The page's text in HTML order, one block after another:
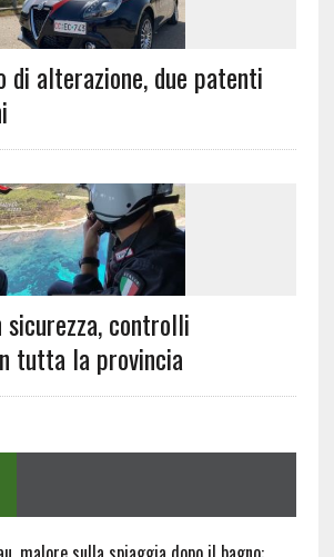
di alterazione, due patenti
sicurezza, controlli
tutta la provincia